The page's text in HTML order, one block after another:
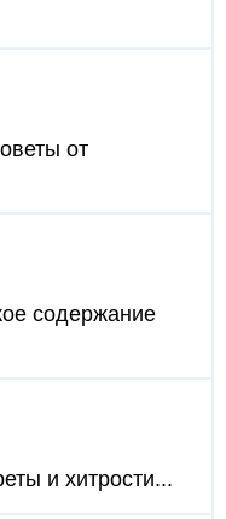
от
содержание
и хитрости...